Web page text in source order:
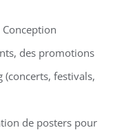
des promotions
(concerts, festivals,
de posters pour